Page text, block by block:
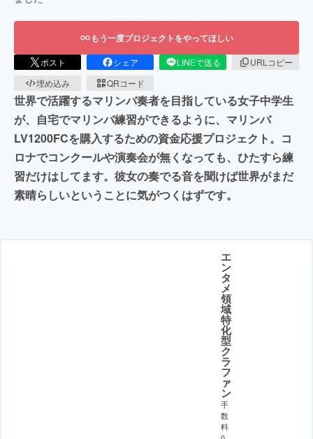
もう一度プロジェクトをやってほしい
ポスト シェア LINEで送る
URLコピー
埋め込み
QRコード
世界で活躍するマリンバ奏者を目指している女子中学生
が、自宅でマリンバ練習ができるように、マリンバ
LV1200FCを購入するための資金応援プロジェクト。コ
ロナでコンクールや演奏会が無くなっても、ひたすら練
習だけはしてます。彼女の奏でる音を聞けば世界がまだ
素晴らしいということに気がつくはずです。
エ
ン
タ
メ
領
域
特
化
型
ク
ラ
フ
ァ
ン
手
数
料